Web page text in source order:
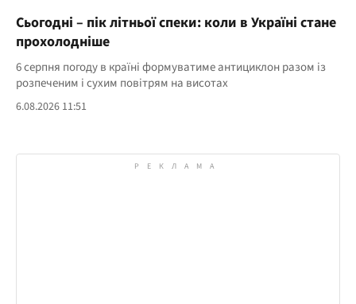
Сьогодні – пік літньої спеки: коли в Україні стане
прохолодніше
6 серпня погоду в країні формуватиме антициклон разом із
розпеченим і сухим повітрям на висотах
6.08.2026 11:51